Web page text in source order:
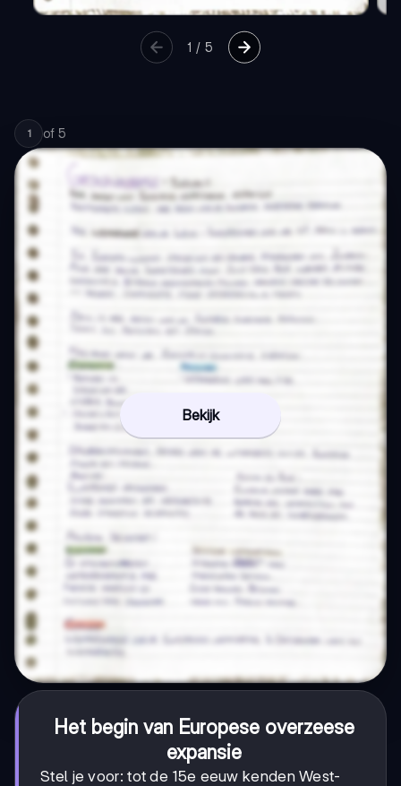
1 /5
1 of 5
Bekijk
Het begin van Europese overzeese
expansie
Stel je voor: tot de 15e eeuw kenden West-